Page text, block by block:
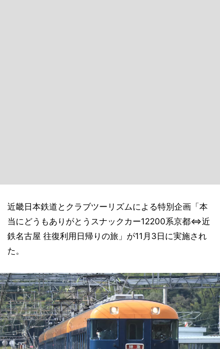
近畿日本鉄道とクラブツーリズムによる特別企画「本
当にどうもありがとうスナックカー12200系京都⇔近
鉄名古屋 往復利用日帰りの旅」が11月3日に実施され
た。